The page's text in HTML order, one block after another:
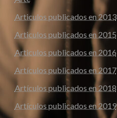
Articulos publicados en 2013
Articulos publicados en 2015
Articulos publicados en 2016
Artículos publicados en 2017
Artículos publicados en 2018
Artículos publicados en 2019